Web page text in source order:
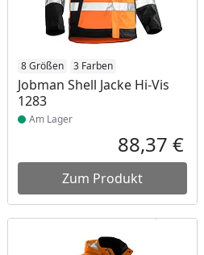
in ProzentPreis
Preis
8 Größen 3 Farben
Jobman Shell Jacke Hi-Vis
1283
Produkt am Lager
Am Lager
88,37 €
Zum Produkt